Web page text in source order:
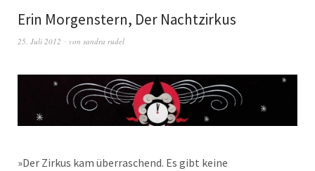
Erin Morgenstern, Der Nachtzirkus
25. Juli 2012 von sandra rudel
»Der Zirkus kam überraschend. Es gibt keine